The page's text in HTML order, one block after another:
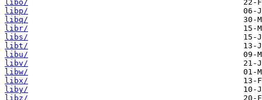
libo/
libp/
libq/
libr/
libs/
libt/
libu/
libv/
libw/
libx/
liby/
libz/